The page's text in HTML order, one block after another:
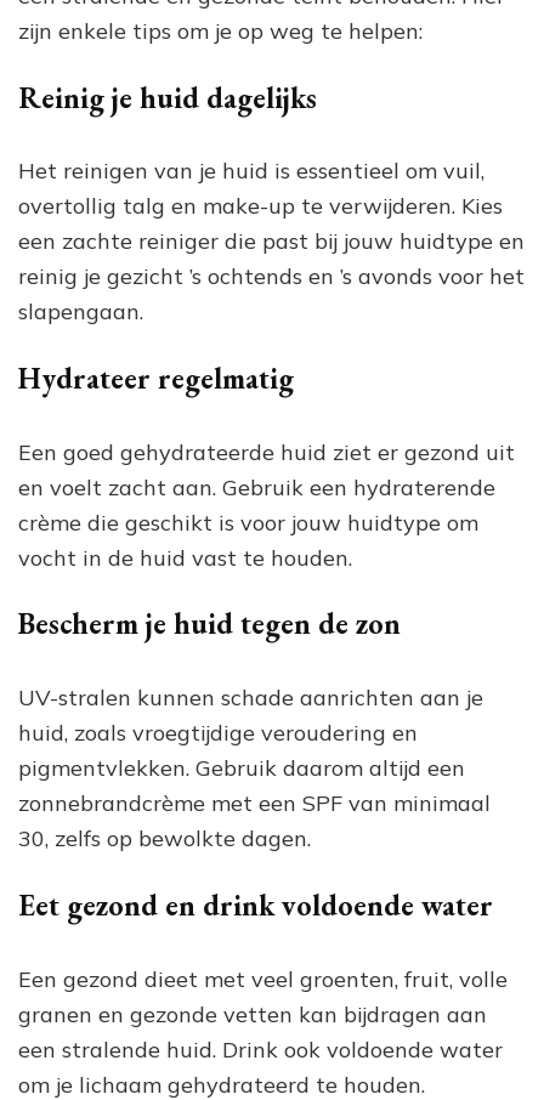
zijn enkele tips om je op weg te helpen:
Reinig je huid dagelijks
Het reinigen van je huid is essentieel om vuil,
overtollig talg en make-up te verwijderen. Kies
een zachte reiniger die past bij jouw huidtype en
reinig je gezicht ’s ochtends en ’s avonds voor het
slapengaan.
Hydrateer regelmatig
Een goed gehydrateerde huid ziet er gezond uit
en voelt zacht aan. Gebruik een hydraterende
crème die geschikt is voor jouw huidtype om
vocht in de huid vast te houden.
Bescherm je huid tegen de zon
UV-stralen kunnen schade aanrichten aan je
huid, zoals vroegtijdige veroudering en
pigmentvlekken. Gebruik daarom altijd een
zonnebrandcrème met een SPF van minimaal
30, zelfs op bewolkte dagen.
Eet gezond en drink voldoende water
Een gezond dieet met veel groenten, fruit, volle
granen en gezonde vetten kan bijdragen aan
een stralende huid. Drink ook voldoende water
om je lichaam gehydrateerd te houden.